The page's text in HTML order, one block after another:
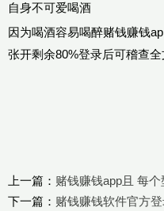
自身不可爱喝酒
因为喝酒容易喝醉赌钱赚钱
张开剩余80%登录后可稽查
上一篇： 赌钱赚钱app且 每
下一篇： 赌钱赚钱软件官方